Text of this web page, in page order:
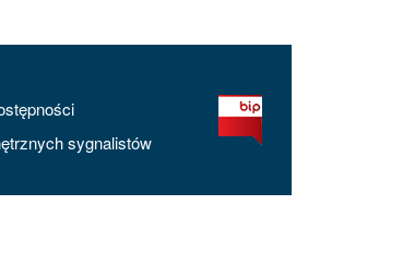
sygnalistów